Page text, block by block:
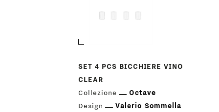
SET 4 PCS BICCHIERE VINO
CLEAR
Collezione
Octave
Design
Valerio Sommella